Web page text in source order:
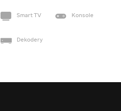
Smart TV Konsole
Dekodery